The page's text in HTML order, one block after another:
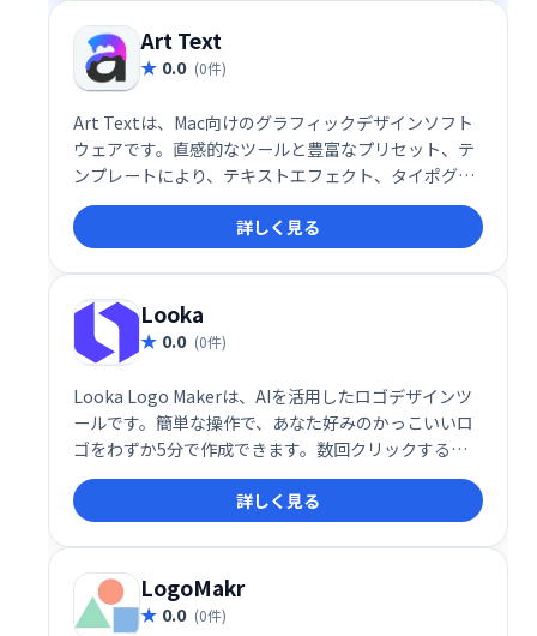
Art Text
0.0 (0件)
Art Textは、Mac向けのグラフィックデザインソフト
ウェアです。直感的なツールと豊富なプリセット、テ
ンプレートにより、テキストエフェクト、タイポグラ
フィー、ロゴデザインを簡単に作成できます。3Dテキ
ストや3Dタイトルも簡単に作成可能。デスクトップパ
ブリッシング、ウェブサイト、ソーシャルメディア投
稿など、あらゆるプロジェクトで目を引くデザインを
実現します。洗練された見出しやキャプションで、ク
リエイティブな表現を次のレベルへ引き上げましょ
う。
詳しく見る
Looka
0.0 (0件)
Looka Logo Makerは、AIを活用したロゴデザインツ
ールです。簡単な操作で、あなた好みのかっこいいロ
ゴをわずか5分で作成できます。数回クリックするだ
けで、理想のロゴが完成します。
詳しく見る
LogoMakr
0.0 (0件)